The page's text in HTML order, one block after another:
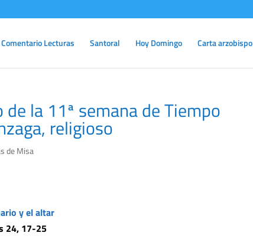
Comentario Lecturas Santoral Hoy Domingo Carta arzobispo
la 11ª semana de Tiempo
religioso
de Misa
y el altar
24, 17-25